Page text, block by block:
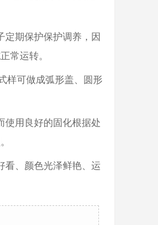
定期保护保护调养，因
常运转。
样可做成弧形盖、圆形
使用良好的固化根据处
看、颜色光泽鲜艳、运